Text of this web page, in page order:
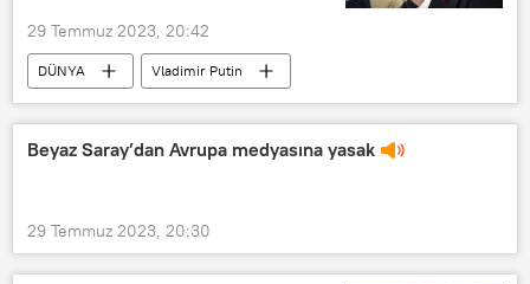
29 Temmuz 2023, 20:42
DÜNYA
Vladimir Putin
Rusya
Rusya-Afrika Zirvesi
Beyaz Saray’dan Avrupa medyasına yasak
29 Temmuz 2023, 20:30